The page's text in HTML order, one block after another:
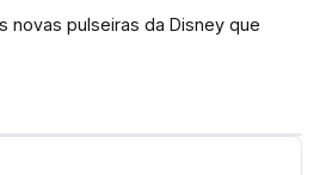
novas pulseiras da Disney que